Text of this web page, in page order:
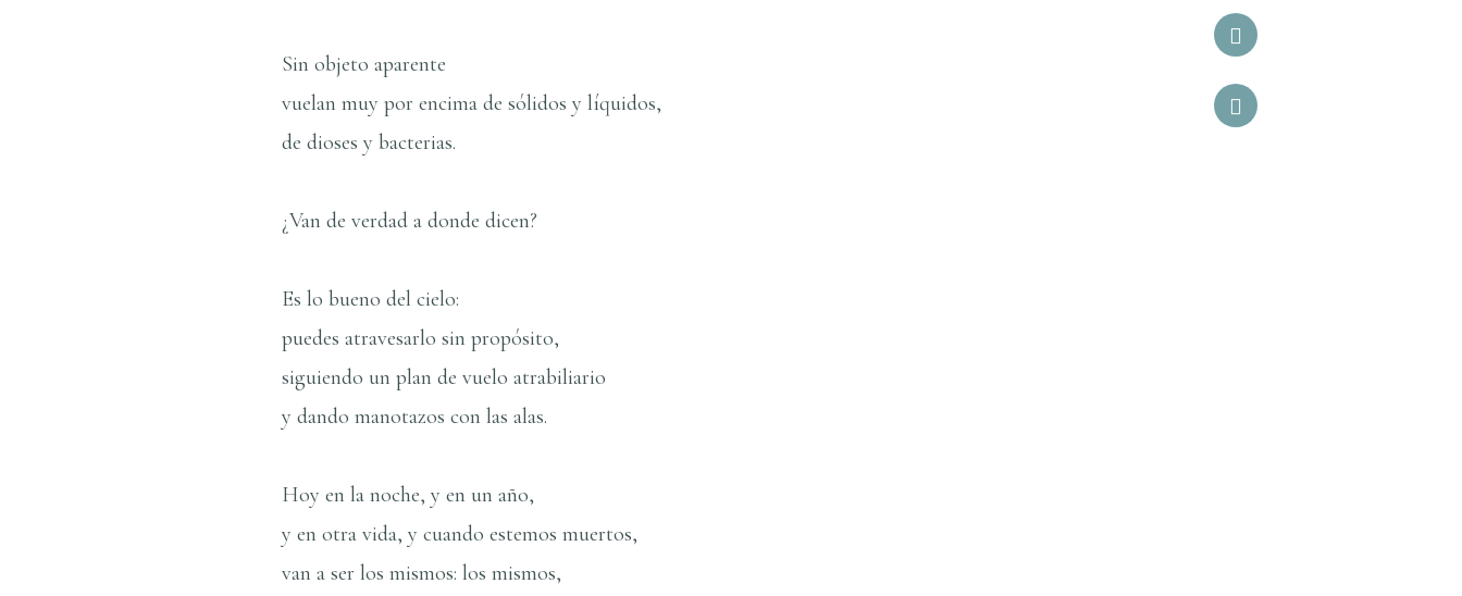
Sin objeto aparente
vuelan muy por encima de sólidos y lí­quidos,
de dioses y bacterias.
¿Van de verdad a donde dicen?
Es lo bueno del cielo:
puedes atravesarlo sin propósito,
siguiendo un plan de vuelo atrabiliario
y dando manotazos con las alas.
Hoy en la noche, y en un año,
y en otra vida, y cuando estemos muertos,
van a ser los mismos: los mismos,